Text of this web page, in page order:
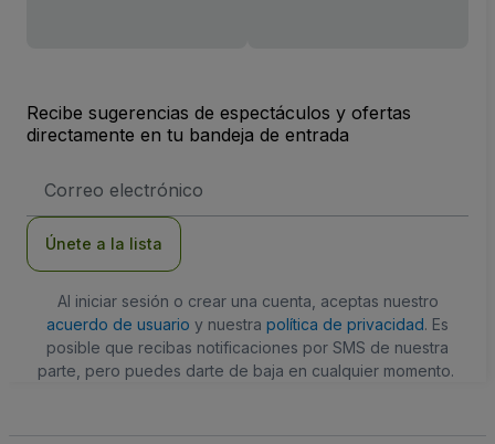
Recibe sugerencias de espectáculos y ofertas
directamente en tu bandeja de entrada
de
Únete a la lista
Al iniciar sesión o crear una cuenta, aceptas nuestro
acuerdo de usuario y nuestra política de privacidad. Es
posible que recibas notificaciones por SMS de nuestra
parte, pero puedes darte de baja en cualquier momento.